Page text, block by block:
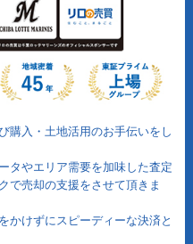
購入・土地活用のお手伝いをし
タやエリア需要を加味した査定
で売却の支援をさせて頂きま
かけずにスピーディーな決済と